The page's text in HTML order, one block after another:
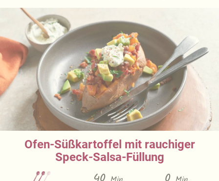
Ofen-Süßkartoffel mit rauchiger
Speck-Salsa-Füllung